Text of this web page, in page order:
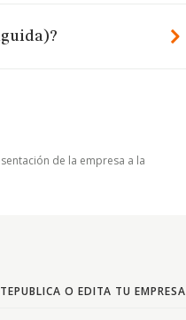
de la empresa a la
PUBLICA O EDITA TU EMPRESA